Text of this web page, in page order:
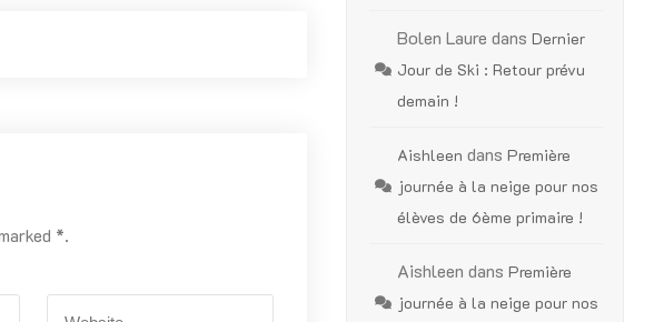
*.
Bolen Laure dansDernier
Jour de Ski : Retour prévu
demain !
Aishleen dansPremière
journée à la neige pour nos
élèves de 6ème primaire !
Aishleen dansPremière
journée à la neige pour nos